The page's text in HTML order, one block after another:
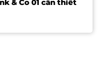
& Co 01 cần thiết